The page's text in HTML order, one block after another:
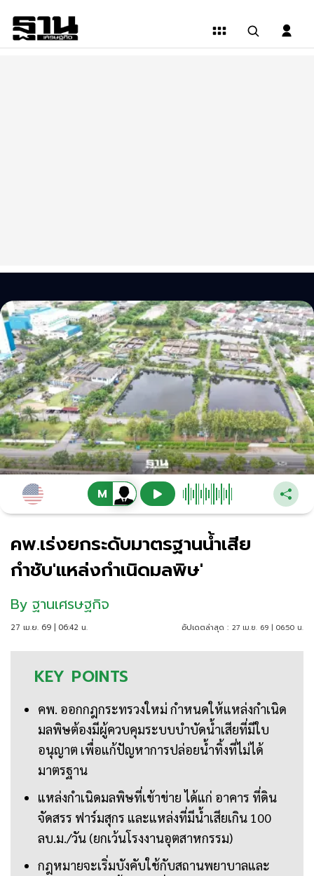
คพ.เร่งยกระดับมาตรฐานน้ำเสีย
กำชับ'แหล่งกำเนิดมลพิษ'
By ฐานเศรษฐกิจ
27 เม.ย. 69 | 06:42 น. อัปเดตล่าสุด : 27 เม.ย. 69 | 06:50 น.
KEY POINTS
คพ. ออกกฎกระทรวงใหม่ กำหนดให้แหล่งกำเนิด
มลพิษต้องมีผู้ควบคุมระบบบำบัดน้ำเสียที่มีใบ
อนุญาต เพื่อแก้ปัญหาการปล่อยน้ำทิ้งที่ไม่ได้
มาตรฐาน
แหล่งกำเนิดมลพิษที่เข้าข่าย ได้แก่ อาคาร ที่ดิน
จัดสรร ฟาร์มสุกร และแหล่งที่มีน้ำเสียเกิน 100
ลบ.ม./วัน (ยกเว้นโรงงานอุตสาหกรรม)
กฎหมายจะเริ่มบังคับใช้กับสถานพยาบาลและ